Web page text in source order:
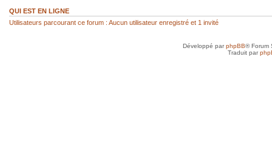
QUI EST EN LIGNE
Utilisateurs parcourant ce forum : Aucun utilisateur enregistré et 1 invité
Développé parphpBB® Forum
Traduit par